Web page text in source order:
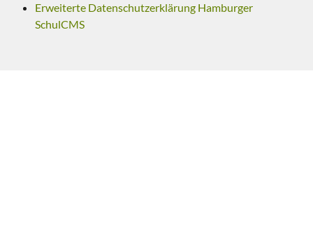
Erweiterte Datenschutzerklärung Hamburger
SchulCMS